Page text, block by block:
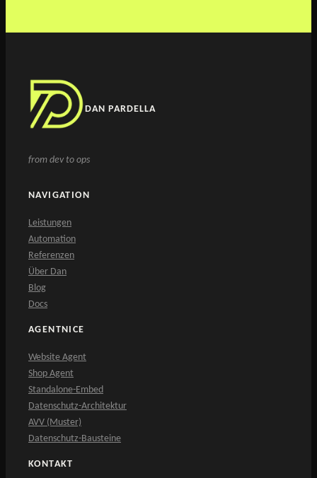
DAN PARDELLA
from dev to ops
NAVIGATION
Leistungen
Automation
Referenzen
Über Dan
Blog
Docs
AGENTNICE
Website Agent
Shop Agent
Standalone-Embed
Datenschutz-Architektur
AVV (Muster)
Datenschutz-Bausteine
KONTAKT